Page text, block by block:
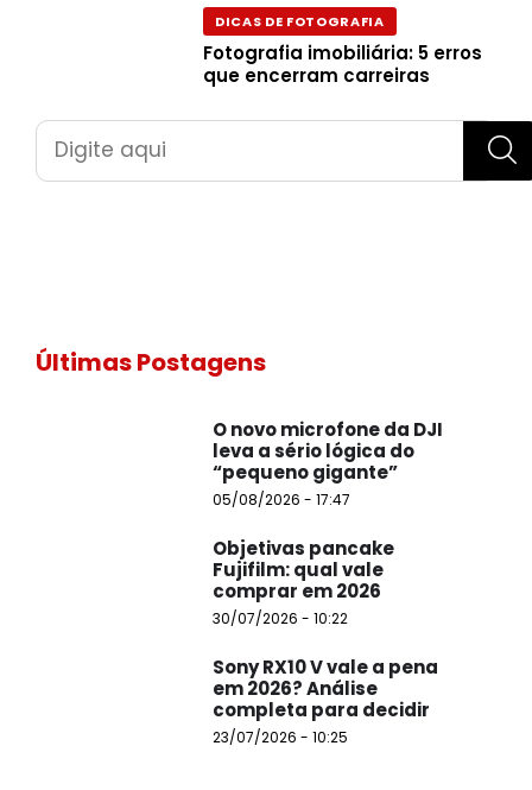
DICAS DE FOTOGRAFIA
Fotografia imobiliária: 5 erros
que encerram carreiras
Pesquisar
Últimas Postagens
O novo microfone da DJI
leva a sério lógica do
“pequeno gigante”
05/08/2026 - 17:47
Objetivas pancake
Fujifilm: qual vale
comprar em 2026
30/07/2026 - 10:22
Sony RX10 V vale a pena
em 2026? Análise
completa para decidir
23/07/2026 - 10:25